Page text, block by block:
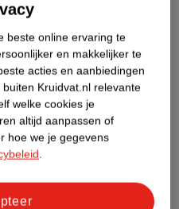
NIVEA Men Sensitive
Aftershave Balsem
100ml - Gevoelige en
droge huid
beste online ervaring te
en makkelijker te
acties en aanbiedingen
Kruidvat.nl relevante
welke cookies je
altijd aanpassen of
hoe we je gegevens
.